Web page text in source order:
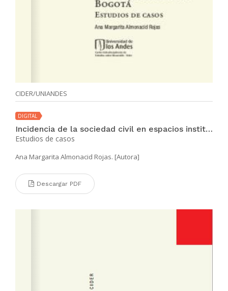
CIDER/UNIANDES
DIGITAL
Incidencia de la sociedad civil en espacios institucionalizados de participación en Bogotá
Estudios de casos
Ana Margarita Almonacid Rojas. [Autora]
Descargar PDF